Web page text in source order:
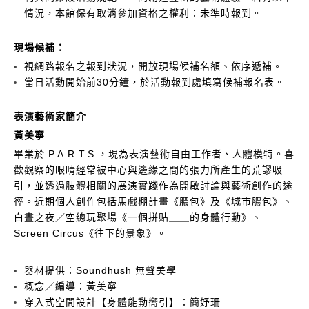
情況，本館保有取消參加資格之權利：未準時報到。
現場候補：
視網路報名之報到狀況，開放現場候補名額、依序遞補。
當日活動開始前30分鐘，於活動報到處填寫候補報名表。
表演藝術家簡介
黃美寧
畢業於 P.A.R.T.S.，現為表演藝術自由工作者、人體模特。喜
歡觀察的眼睛經常被中心與邊緣之間的張力所產生的荒謬吸
引，並透過肢體相關的展演實踐作為開啟討論與藝術創作的途
徑。近期個人創作包括馬戲棚計畫《膿包》及《城市膿包》、
白晝之夜／空總玩聚場《一個拼貼＿＿的身體行動》、
Screen Circus《往下的景象》。
器材提供：Soundhush 無聲美學
概念／編導：黃美寧
穿入式空間設計【身體能動嚮引】：簡妤珊